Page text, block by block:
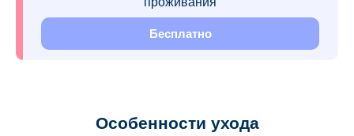
Бесплатно
Особенности ухода